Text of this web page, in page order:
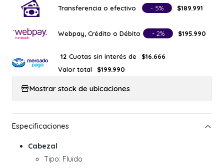
Transferencia o efectivo - 5% $189.991
Webpay, Crédito o Débito - 2% $195.990
12 Cuotas sin interés de
$16.666
Valor total
$199.990
Mostrar stock de ubicaciones
Cabezal
Tipo: Fluido